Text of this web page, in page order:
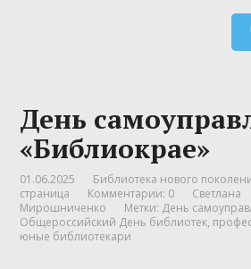
День
«Библиокрае»
01.06.2025 Библиотека нового
страница
Комментарии: 0
Светлана
Мирошниченко
Метки: День
Общероссийский День библиотек,
юные библиотекари